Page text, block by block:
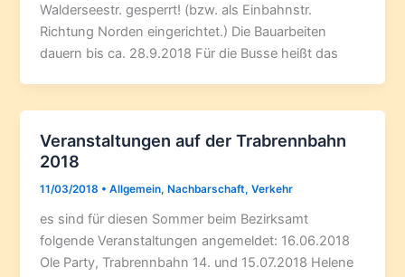
Walderseestr. gesperrt! (bzw. als Einbahnstr.
Richtung Norden eingerichtet.) Die Bauarbeiten
dauern bis ca. 28.9.2018 Für die Busse heißt das
Veranstaltungen auf der Trabrennbahn
2018
11/03/2018 •Allgemein,Nachbarschaft,Verkehr
es sind für diesen Sommer beim Bezirksamt
folgende Veranstaltungen angemeldet: 16.06.2018
Ole Party, Trabrennbahn 14. und 15.07.2018 Helene